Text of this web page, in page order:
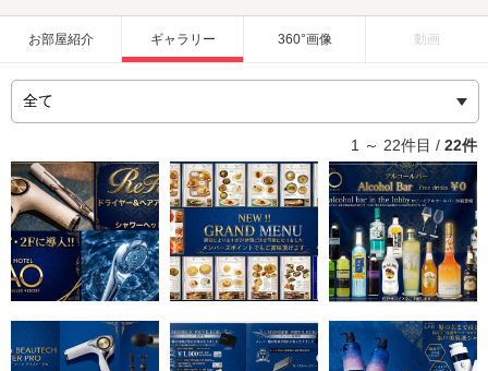
お部屋紹介 ギャラリー 360°画像 動画
1 ～ 22件目 / 22件